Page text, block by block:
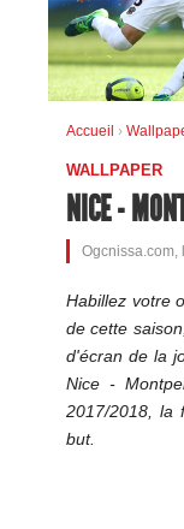
Accueil ›
WALLPAPER
NICE -
Ogcnissa.com,
Habillez votre
de cette
d'écran de la
Nice -
2017/2018, la
but.